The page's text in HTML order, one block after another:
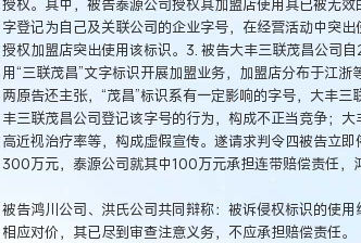
授权。其中，被告泰源公司授权其加盟店使用其已被无
字登记为自己及关联公司的企业字号，在经营活动中突
授权加盟店突出使用该标识。3. 被告大丰三联茂昌公司
用“三联茂昌”文字标识开展加盟业务，加盟店分布于江浙
两原告还主张，“茂昌”标识系有一定影响的字号，大丰
丰三联茂昌公司登记该字号的行为，构成不正当竞争；
高近视治疗率等，构成虚假宣传。遂请求判令四被告立
300万元，泰源公司就其中100万元承担连带赔偿责任，
被告鸿川公司、洪氏公司共同辩称：被诉侵权标识的使
相应对价，其已尽到审查注意义务，不应承担赔偿责任。